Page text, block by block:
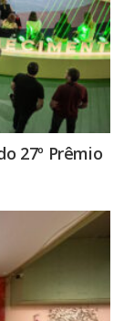
27º Prêmio